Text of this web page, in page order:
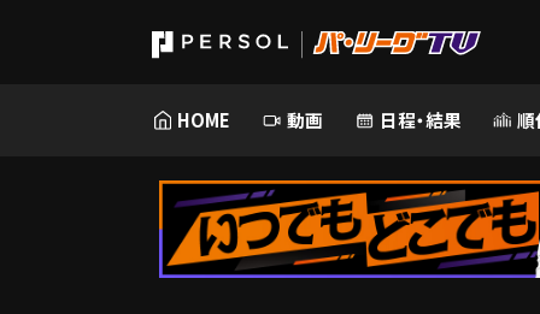
HOME 動画 日程・結果 順